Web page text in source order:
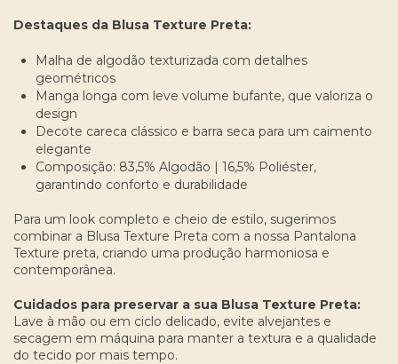
Destaques da Blusa Texture Preta:
Malha de algodão texturizada com detalhes
geométricos
Manga longa com leve volume bufante, que valoriza o
design
Decote careca clássico e barra seca para um caimento
elegante
Composição: 83,5% Algodão | 16,5% Poliéster,
garantindo conforto e durabilidade
Para um look completo e cheio de estilo, sugerimos
combinar a Blusa Texture Preta com a nossa Pantalona
Texture preta, criando uma produção harmoniosa e
contemporânea.
Cuidados para preservar a sua Blusa Texture Preta:
Lave à mão ou em ciclo delicado, evite alvejantes e
secagem em máquina para manter a textura e a qualidade
do tecido por mais tempo.